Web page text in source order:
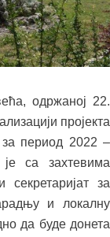
одржаној 22.
пројекта
период 2022 –
са захтевима
секретаријат за
и локалну
да буде донета